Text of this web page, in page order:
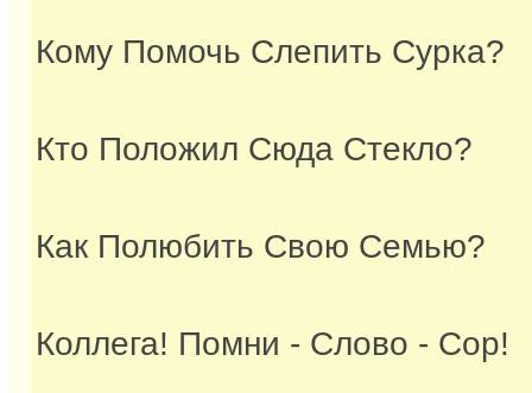
Кому Помочь Слепить Сурка?
Кто Положил Сюда Стекло?
Как Полюбить Свою Семью?
Коллега! Помни - Слово - Сор!